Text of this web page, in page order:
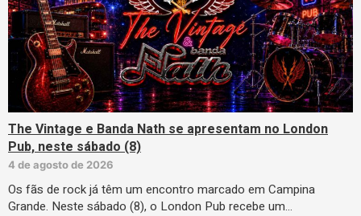
The Vintage e Banda Nath se apresentam no London
Pub, neste sábado (8)
4 de agosto de 2026
Os fãs de rock já têm um encontro marcado em Campina
Grande. Neste sábado (8), o London Pub recebe um…